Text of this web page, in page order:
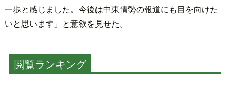
一歩と感じました。今後は中東情勢の報道にも目を向けた
いと思います」と意欲を見せた。
閲覧ランキング